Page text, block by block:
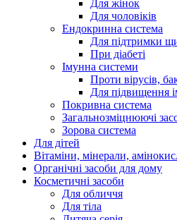
Для жінок
Для чоловіків
Ендокринна система
Для підтримки
При діабеті
Імунна системи
Проти вірусів,
Для підвищення
Покривна система
Загальнозміцнюючі
Зорова система
Для дітей
Вітаміни, мінерали,
Органічні засоби для дому
Косметичні засоби
Для обличчя
Для тіла